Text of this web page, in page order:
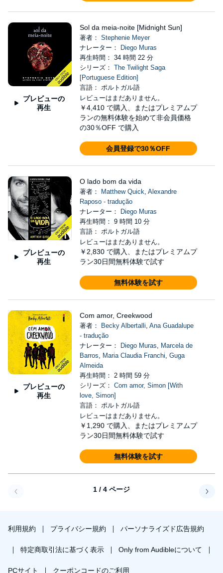
プレビューの
再生
Sol da meia-noite [Midnight Sun]
著者： Stephenie Meyer
ナレーター：
Diego Muras
再生時間： 34 時間 22 分
シリーズ： The Twilight Saga
[Portuguese Edition]
言語： ポルトガル語
レビューはまだありません。
￥4,410 で購入、またはプレミアムプ
ランの無料体験を始めて非会員価格
の30％OFF で購入
会員登録で30％OFF
プレビューの
再生
O lado bom da vida
著者： Matthew Quick, Alexandre
Raposo - tradução
ナレーター：
Diego Muras
再生時間： 9 時間 10 分
言語： ポルトガル語
レビューはまだありません。
￥2,830 で購入、またはプレミアムプ
ラン30日間無料体験で試す
無料体験を試す
プレビューの
再生
Com amor, Creekwood
著者： Becky Albertalli, Ana Guadalupe
- tradução
ナレーター：
Diego Muras, Marcela de
Barros, Maria Claudia Franchi, Guga
Almeida
再生時間： 2 時間 59 分
シリーズ： Com amor, Simon [With
love, Simon]
言語： ポルトガル語
レビューはまだありません。
￥1,290 で購入、またはプレミアムプ
ラン30日間無料体験で試す
無料体験を試す
1 / 4 ページ
利用規約 プライバシー規約 パーソナライズド広告規約
特定商取引法に基づく表示 Only from Audibleについて
PCサイト クーポンコードのご利用